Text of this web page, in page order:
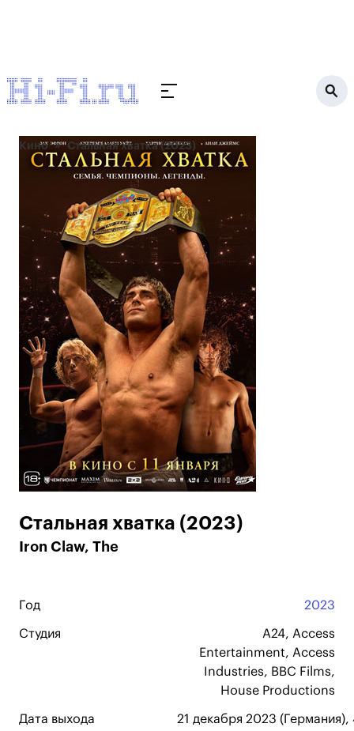
Кино Стальная хватка (2023)
Стальная хватка (2023)
Iron Claw, The
Год 2023
Студия
A24, Access
Entertainment, Access
Industries, BBC Films,
House Productions
Дата выхода 21 декабря 2023